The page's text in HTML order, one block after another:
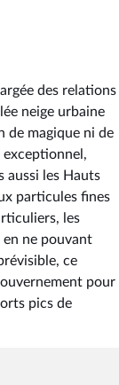
des relations
neige urbaine
de magique ni de
aussi les Hauts
particules fines
les
ne pouvant
ce
pour
pics de